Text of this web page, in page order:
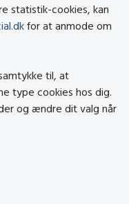
statistik-cookies, kan
for at anmode om
til, at
type cookies hos dig.
og ændre dit valg når